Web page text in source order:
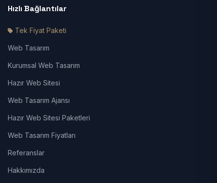
Hızlı Bağlantılar
Tek Fiyat Paketi
Web Tasarım
Kurumsal Web Tasarım
Hazır Web Sitesi
Web Tasarım Ajansı
Hazır Web Sitesi Paketleri
Web Tasarım Fiyatları
Referanslar
Hakkımızda